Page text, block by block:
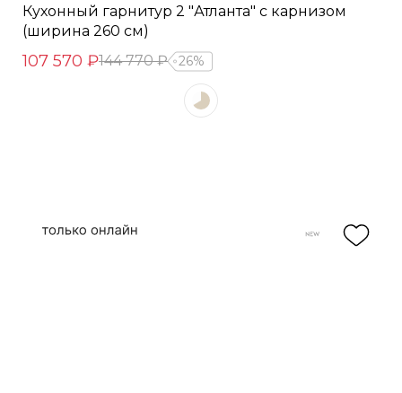
Кухонный гарнитур 2 "Атланта" с карнизом
(ширина 260 см)
107 570 ₽144 770 ₽ 26%